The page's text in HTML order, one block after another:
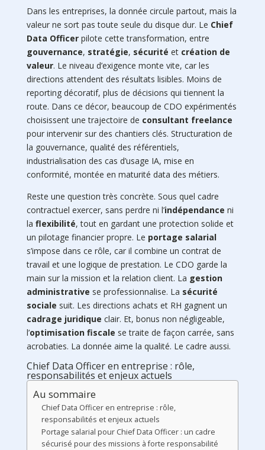
Dans les entreprises, la donnée circule partout, mais la
valeur ne sort pas toute seule du disque dur. Le Chief
Data Officerpilote cette transformation, entre
gouvernance, stratégie, sécurité et création de
valeur. Le niveau d’exigence monte vite, car les
directions attendent des résultats lisibles. Moins de
reporting décoratif, plus de décisions qui tiennent la
route. Dans ce décor, beaucoup de CDO expérimentés
choisissent une trajectoire de consultant freelance
pour intervenir sur des chantiers clés. Structuration de
la gouvernance, qualité des référentiels,
industrialisation des cas d’usage IA, mise en
conformité, montée en maturité data des métiers.
Reste une question très concrète. Sous quel cadre
contractuel exercer, sans perdre ni l’indépendance ni
la flexibilité, tout en gardant une protection solide et
un pilotage financier propre. Le portage salarial
s’impose dans ce rôle, car il combine un contrat de
travail et une logique de prestation. Le CDO garde la
main sur la mission et la relation client. La gestion
administrative se professionnalise. La sécurité
sociale suit. Les directions achats et RH gagnent un
cadrage juridique clair. Et, bonus non négligeable,
l’optimisation fiscale se traite de façon carrée, sans
acrobaties. La donnée aime la qualité. Le cadre aussi.
Chief Data Officer en entreprise : rôle,
responsabilités et enjeux actuels
Au sommaire
Chief Data Officer en entreprise : rôle,
responsabilités et enjeux actuels
Portage salarial pour Chief Data Officer : un cadre
sécurisé pour des missions à forte responsabilité